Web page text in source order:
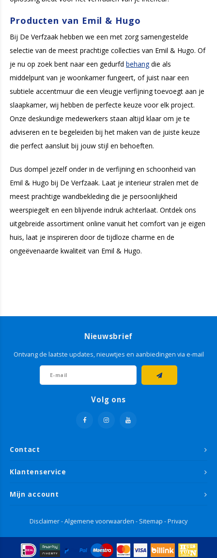
Producten van Emil & Hugo
Bij De Verfzaak hebben we een met zorg samengestelde
selectie van de meest prachtige collecties van Emil & Hugo. Of
je nu op zoek bent naar een gedurfd behangdie als
middelpunt van je woonkamer fungeert, of juist naar een
subtiele accentmuur die een vleugje verfijning toevoegt aan je
slaapkamer, wij hebben de perfecte keuze voor elk project.
Onze deskundige medewerkers staan altijd klaar om je te
adviseren en te begeleiden bij het maken van de juiste keuze
die perfect aansluit bij jouw stijl en behoeften.
Dus dompel jezelf onder in de verfijning en schoonheid van
Emil & Hugo bij De Verfzaak. Laat je interieur stralen met de
meest prachtige wandbekleding die je persoonlijkheid
weerspiegelt en een blijvende indruk achterlaat. Ontdek ons
uitgebreide assortiment online vanuit het comfort van je eigen
huis, laat je inspireren door de tijdloze charme en de
ongeëvenaarde kwaliteit van Emil & Hugo.
Contact
Nieuwsbrief
Ontvang de laatste updates, nieuwtjes en aanbiedingen via e-mail
Volg ons
Klantenservice
Mijn account
Disclaimer-Algemene voorwaarden - Sitemap -Privacy